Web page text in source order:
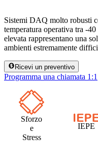
Sistemi DAQ molto robusti
temperatura operativa tra -
elevata rappresentano una
ambienti estremamente
Ricevi un preventivo
Programma una chiamata 1:1
Sforzo
e
Stress
IEPE